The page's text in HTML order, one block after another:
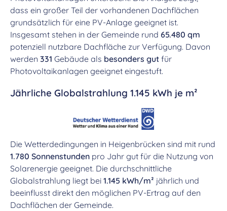
dass ein großer Teil der vorhandenen Dachflächen
grundsätzlich für eine PV-Anlage geeignet ist.
Insgesamt stehen in der Gemeinde rund 65.480 qm
potenziell nutzbare Dachfläche zur Verfügung. Davon
werden 331 Gebäude als besonders gut für
Photovoltaikanlagen geeignet eingestuft.
Jährliche Globalstrahlung 1.145 kWh je m²
Die Wetterdedingungen in Heigenbrücken sind mit rund
1.780 Sonnenstunden pro Jahr gut für die Nutzung von
Solarenergie geeignet. Die durchschnittliche
Globalstrahlung liegt bei 1.145 kWh/m² jährlich und
beeinflusst direkt den möglichen PV-Ertrag auf den
Dachflächen der Gemeinde.